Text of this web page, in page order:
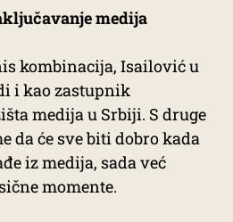
medija
kombinacija, Isailović u
i kao zastupnik
medija u Srbiji. S druge
da će sve biti dobro kada
iz medija, sada već
momente.